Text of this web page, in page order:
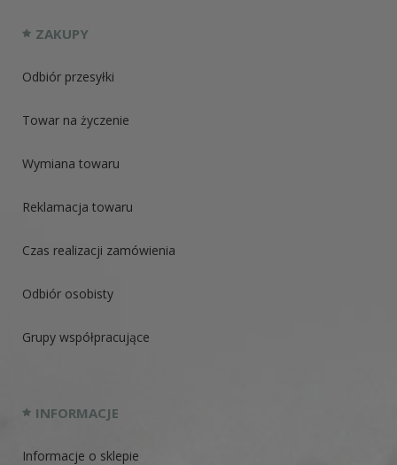
ZAKUPY
Odbiór przesyłki
Towar na życzenie
Wymiana towaru
Reklamacja towaru
Czas realizacji zamówienia
Odbiór osobisty
Grupy współpracujące
INFORMACJE
Informacje o sklepie